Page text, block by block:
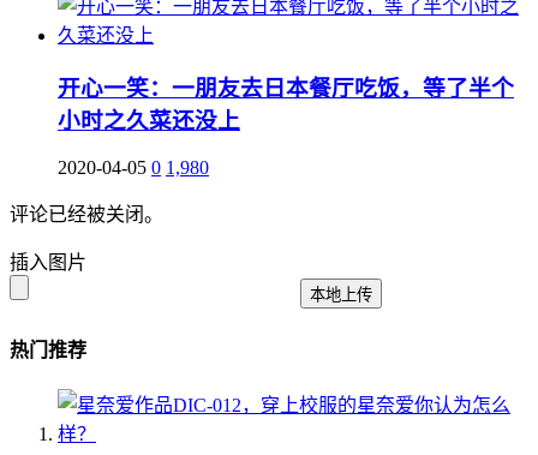
开心一笑：一朋友去日本餐厅吃饭，等了半个
小时之久菜还没上
2020-04-05 0 1,980
评论已经被关闭。
插入图片
本地上传
热门推荐